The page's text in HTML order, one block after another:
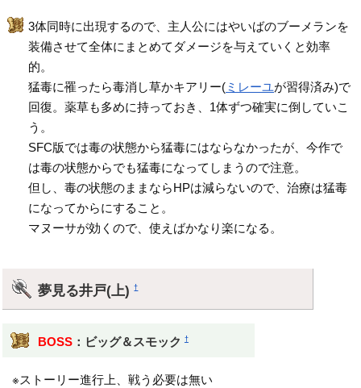
3体同時に出現するので、主人公にはやいばのブーメランを
装備させて全体にまとめてダメージを与えていくと効率
的。
猛毒に罹ったら毒消し草かキアリー(ミレーユが習得済み)で
回復。薬草も多めに持っておき、1体ずつ確実に倒していこ
う。
SFC版では毒の状態から猛毒にはならなかったが、今作で
は毒の状態からでも猛毒になってしまうので注意。
但し、毒の状態のままならHPは減らないので、治療は猛毒
になってからにすること。
マヌーサが効くので、使えばかなり楽になる。
夢見る井戸(上)†
BOSS：ビッグ＆スモック †
※ストーリー進行上、戦う必要は無い